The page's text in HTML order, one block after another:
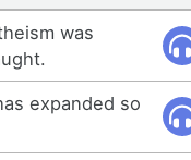
was
expanded so